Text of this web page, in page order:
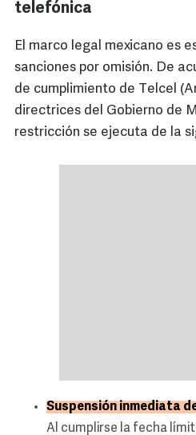
telefónica
El marco legal mexicano es
sanciones por omisión. De
de cumplimiento de Telcel
directrices del Gobierno de
restricción se ejecuta de la
Suspensión inmediata
Al cumplirse la fecha